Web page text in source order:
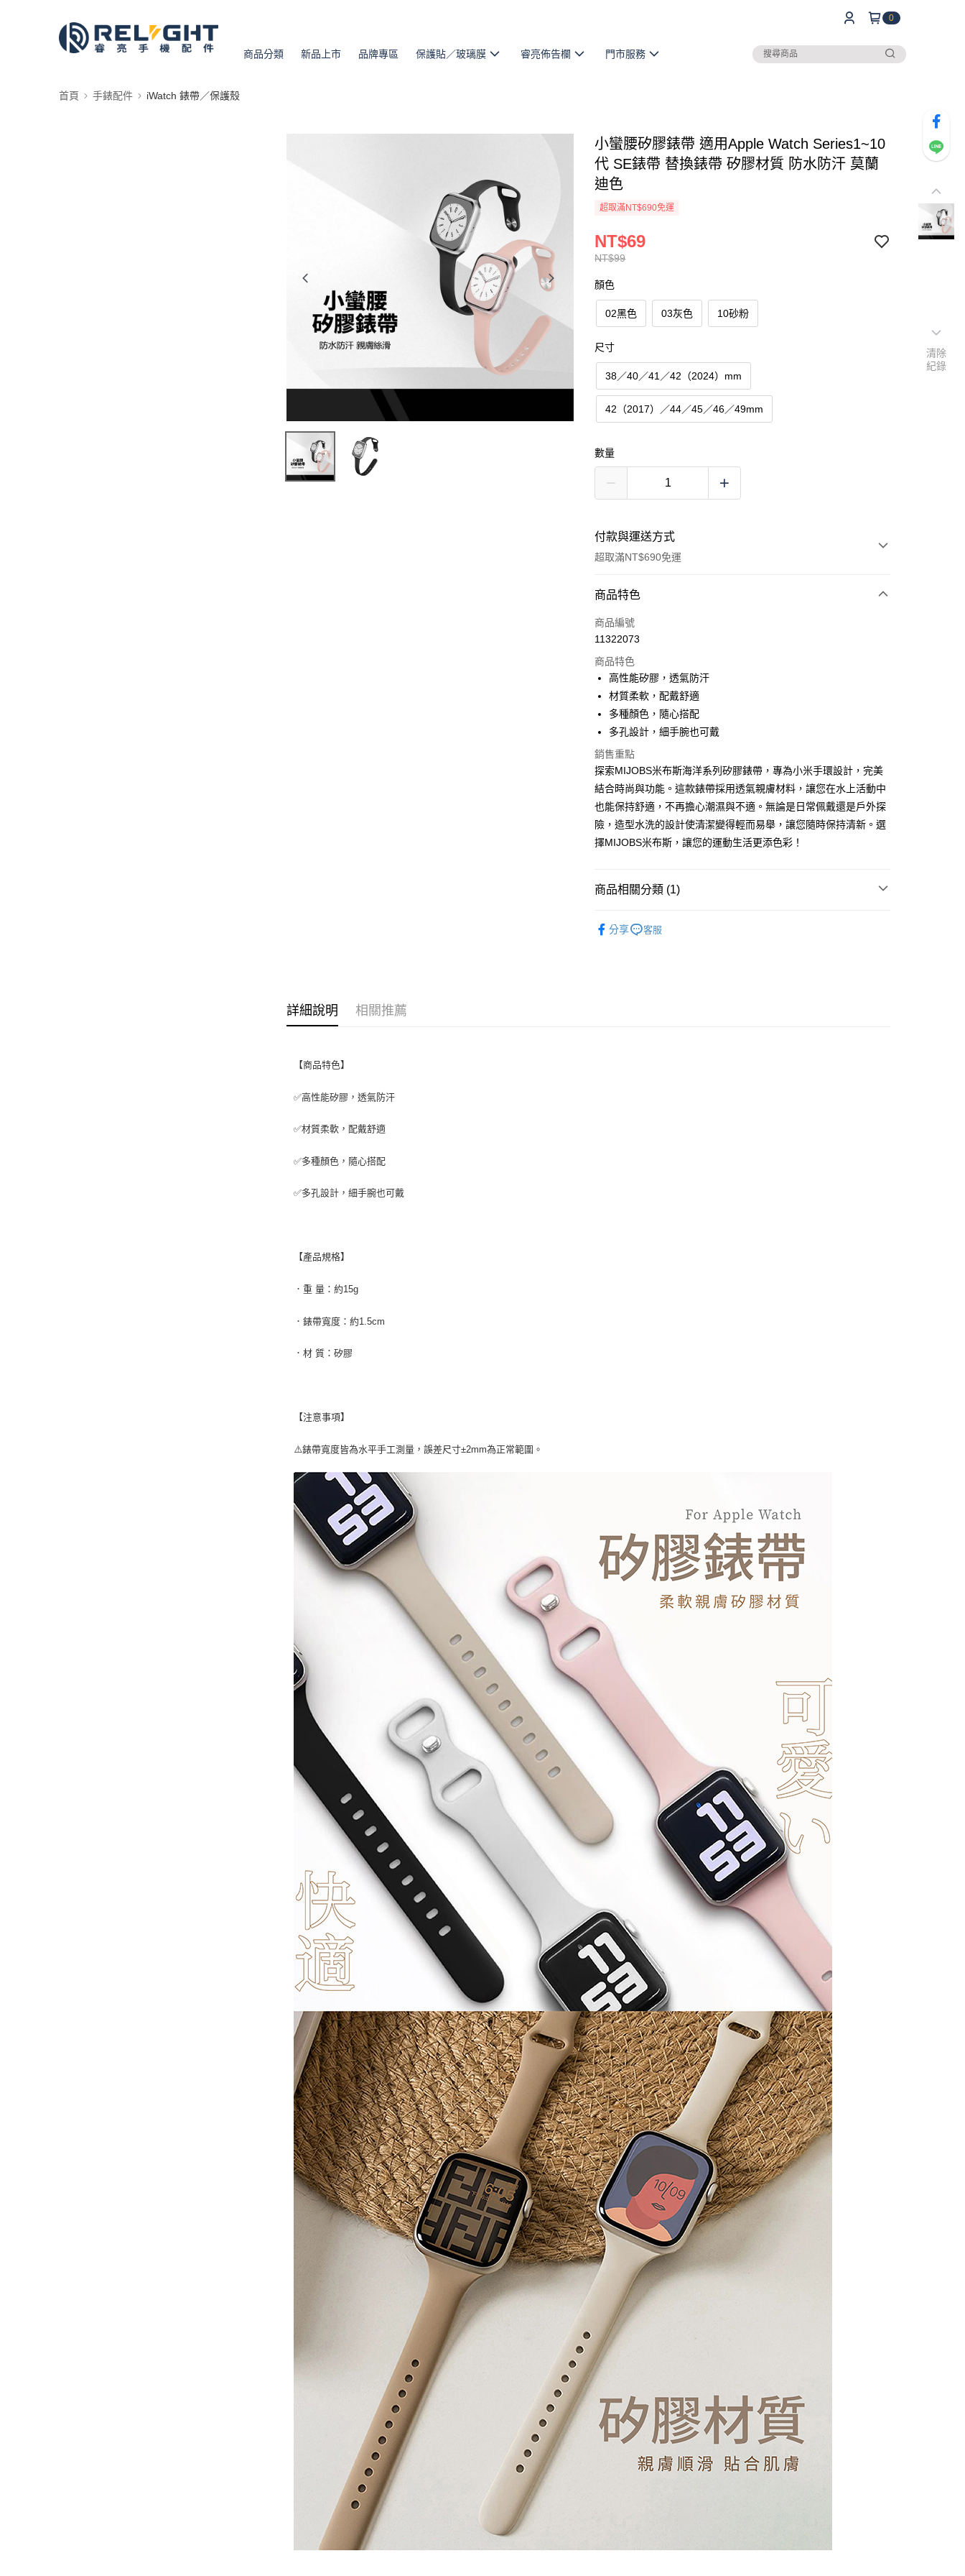
0
商品分類 新品上市 品牌專區 保護貼／玻璃膜 睿亮佈告欄 門市服務
首頁 手錶配件 iWatch 錶帶／保護殼
小蠻腰矽膠錶帶 適用Apple Watch Series1~10
代 SE錶帶 替換錶帶 矽膠材質 防水防汗 莫蘭
迪色
超取滿NT$690免運
NT$99
NT$69
顏色
02黑色 03灰色 10砂粉
尺寸
38／40／41／42（2024）mm
42（2017）／44／45／46／49mm
數量
付款與運送方式
超取滿NT$690免運
付款方式
信用卡一次付款
LINE Pay
Apple Pay
街口支付
悠遊付
運送方式
商品特色
商品編號
11322073
商品特色
高性能矽膠，透氣防汗
材質柔軟，配戴舒適
多種顏色，隨心搭配
多孔設計，細手腕也可戴
銷售重點
探索MIJOBS米布斯海洋系列矽膠錶帶，專為小米手環設計，完美
結合時尚與功能。這款錶帶採用透氣親膚材料，讓您在水上活動中
也能保持舒適，不再擔心潮濕與不適。無論是日常佩戴還是戶外探
險，造型水洗的設計使清潔變得輕而易舉，讓您隨時保持清新。選
擇MIJOBS米布斯，讓您的運動生活更添色彩！
商品相關分類 (1)
分享
客服
詳細說明 相關推薦
【商品特色】
✅高性能矽膠，透氣防汗
✅材質柔軟，配戴舒適
✅多種顏色，隨心搭配
✅多孔設計，細手腕也可戴
【產品規格】
．重 量：約15g
．錶帶寬度：約1.5cm
．材 質：矽膠
【注意事項】
⚠️錶帶寬度皆為水平手工測量，誤差尺寸±2mm為正常範圍。
清除
紀錄